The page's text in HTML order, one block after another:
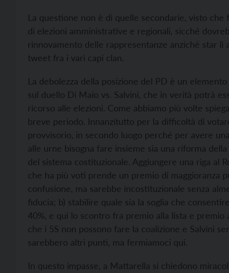
La questione non è di quelle secondarie, visto
di elezioni amministrative e regionali, sicché
rinnovamento delle rappresentanze anziché star
tweet fra i vari capi clan.
La debolezza della posizione del PD è un
sul duello Di Maio vs. Salvini, che in verità potrà
ricorso alle elezioni. Come abbiamo più volte
breve periodo. Innanzitutto per la difficoltà di
provvisorio, in secondo luogo perché per avere
alle urne bisogna fare insieme sia una riforma
del sistema costituzionale. Aggiungere una riga al
che ha più voti prende un premio di maggioranza
confusione, ma sarebbe incostituzionale senza
fiducia; b) stabilire quale sia la soglia che
40%, e qui lo scontro fra premio alla lista e
che i 5S non possono fare la coalizione e Salvini
sarebbero altri punti, ma fermiamoci qui.
In questo impasse, a Mattarella si chiedono